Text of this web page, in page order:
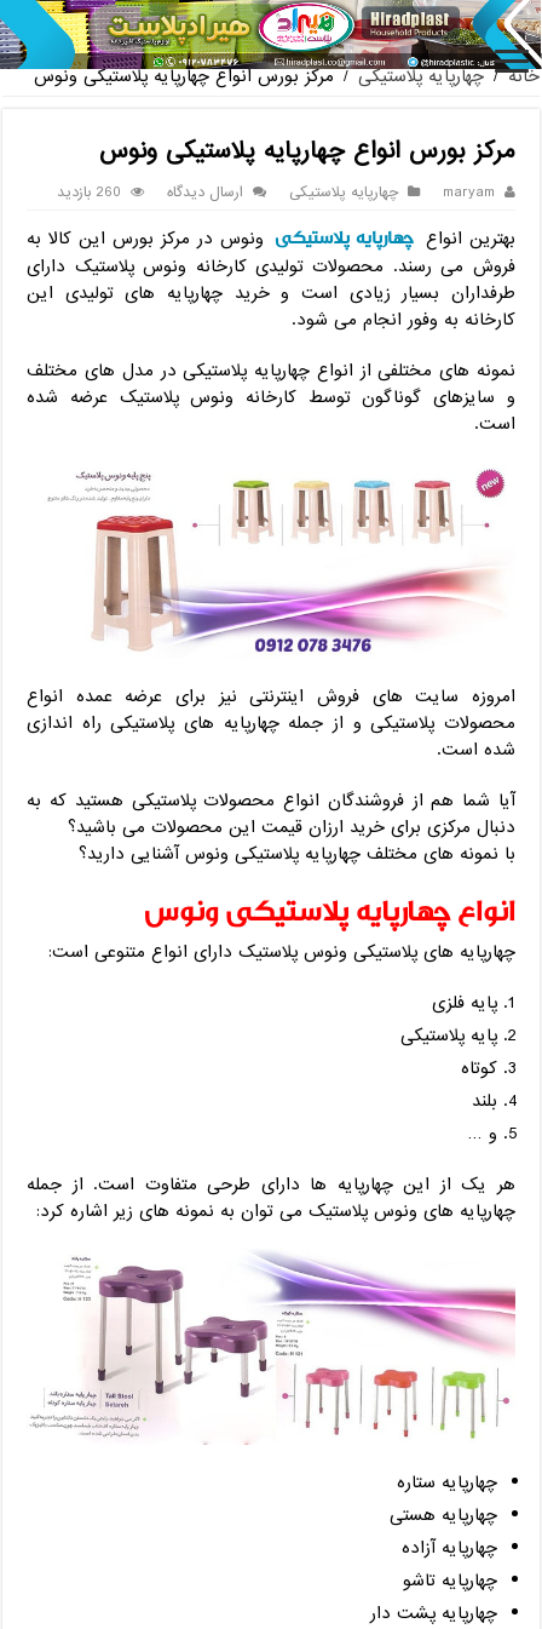
پخش عمده صندلی پلاستیکی دسته د
خانه / چهارپایه پلاستیکی / مرکز بورس انواع چهارپایه پلاستیکی ونوس
مرکز بورس انواع چهارپایه پلاستیکی ونوس
maryam چهارپایه پلاستیکی ارسال دیدگاه 260 بازدید
بهترین انواع چهارپایه پلاستیکی ونوس در مرکز بورس این کالا به
فروش می رسند. محصولات تولیدی کارخانه ونوس پلاستیک دارای
طرفداران بسیار زیادی است و خرید چهارپایه های تولیدی این
کارخانه به وفور انجام می شود.
نمونه های مختلفی از انواع چهارپایه پلاستیکی در مدل های مختلف
و سایزهای گوناگون توسط کارخانه ونوس پلاستیک عرضه شده
است.
امروزه سایت های فروش اینترنتی نیز برای عرضه عمده انواع
محصولات پلاستیکی و از جمله چهارپایه های پلاستیکی راه اندازی
شده است.
آیا شما هم از فروشندگان انواع محصولات پلاستیکی هستید که به
دنبال مرکزی برای خرید ارزان قیمت این محصولات می باشید؟
با نمونه های مختلف چهارپایه پلاستیکی ونوس آشنایی دارید؟
انواع چهارپایه پلاستیکی ونوس
چهارپایه های پلاستیکی ونوس پلاستیک دارای انواع متنوعی است:
پایه فلزی
پایه پلاستیکی
کوتاه
بلند
و …
هر یک از این چهارپایه ها دارای طرحی متفاوت است. از جمله
چهارپایه های ونوس پلاستیک می توان به نمونه های زیر اشاره کرد:
چهارپایه ستاره
چهارپایه هستی
چهارپایه آزاده
چهارپایه تاشو
چهارپایه پشت دار